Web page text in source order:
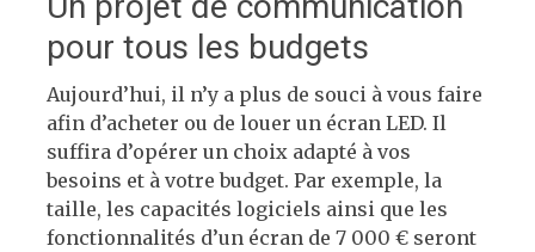
pour tous les budgets
Aujourd’hui, il n’y a plus de souci à vous faire
afin d’acheter ou de louer un écran LED. Il
suffira d’opérer un choix adapté à vos
besoins et à votre budget. Par exemple, la
taille, les capacités logiciels ainsi que les
fonctionnalités d’un écran de 7 000 € seront